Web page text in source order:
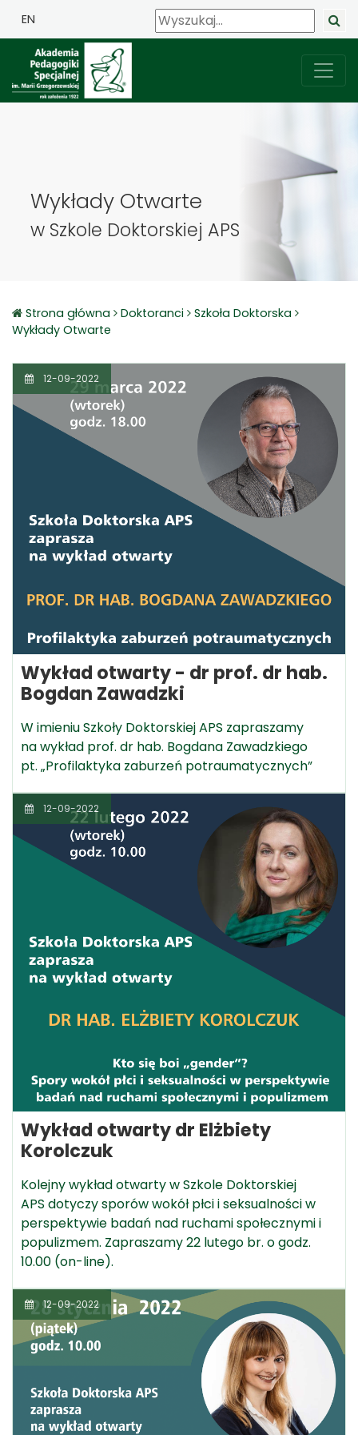
EN
Wykłady Otwarte
w Szkole Doktorskiej APS
Strona główna Doktoranci
Szkoła Doktorska
Wykłady Otwarte
12-09-2022
Wykład otwarty - dr prof. dr hab.
Bogdan Zawadzki
W imieniu Szkoły Doktorskiej APS zapraszamy
na wykład prof. dr hab. Bogdana Zawadzkiego
pt. „Profilaktyka zaburzeń potraumatycznych”
12-09-2022
Wykład otwarty dr Elżbiety
Korolczuk
Kolejny wykład otwarty w Szkole Doktorskiej
APS dotyczy sporów wokół płci i seksualności w
perspektywie badań nad ruchami społecznymi i
populizmem. Zapraszamy 22 lutego br. o godz.
10.00 (on-line).
12-09-2022